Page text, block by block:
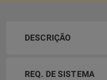
DESCRIÇÃO
REQ. DE SISTEMA